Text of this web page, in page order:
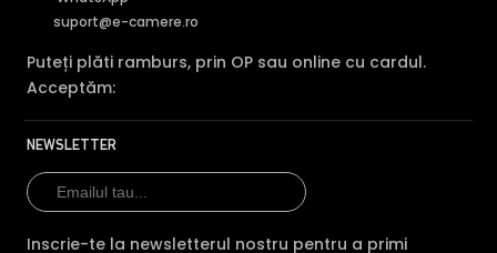
Vedere
noaptea
LED 30m
Audio
mic
Conectivitate
PoE PoE
PoE
Tehnologie
Garantie
24 luni 24 luni
suport@e-camere.ro
Puteți plăti ramburs, prin OP sau online cu cardul.
Acceptăm:
NEWSLETTER
Inscrie-te la newsletterul nostru pentru a primi